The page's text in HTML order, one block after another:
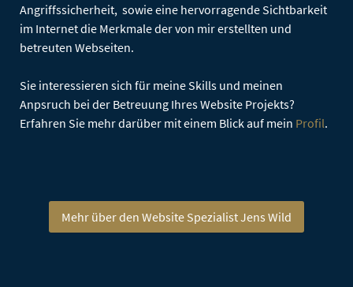
Angriffssicherheit, sowie eine hervorragende Sichtbarkeit
im Internet die Merkmale der von mir erstellten und
betreuten Webseiten.
Sie interessieren sich für meine Skills und meinen
Anpsruch bei der Betreuung Ihres Website Projekts?
Erfahren Sie mehr darüber mit einem Blick auf mein Profil.
Mehr über den Website Spezialist Jens Wild